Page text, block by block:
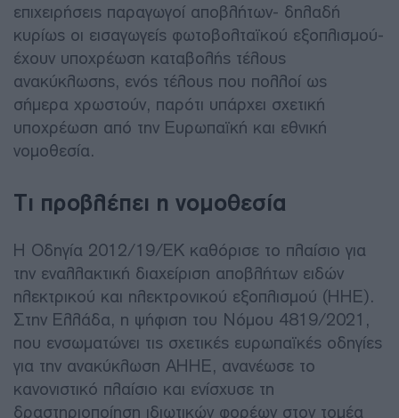
επιχειρήσεις παραγωγοί αποβλήτων- δηλαδή
κυρίως οι εισαγωγείς φωτοβολταϊκού εξοπλισμού-
έχουν υποχρέωση καταβολής τέλους
ανακύκλωσης, ενός τέλους που πολλοί ως
σήμερα χρωστούν, παρότι υπάρχει σχετική
υποχρέωση από την Ευρωπαϊκή και εθνική
νομοθεσία.
Τι προβλέπει η νομοθεσία
Η Οδηγία 2012/19/ΕΚ καθόρισε το πλαίσιο για
την εναλλακτική διαχείριση αποβλήτων ειδών
ηλεκτρικού και ηλεκτρονικού εξοπλισμού (ΗΗΕ).
Στην Ελλάδα, η ψήφιση του Νόμου 4819/2021,
που ενσωματώνει τις σχετικές ευρωπαϊκές οδηγίες
για την ανακύκλωση ΑΗΗΕ, ανανέωσε το
κανονιστικό πλαίσιο και ενίσχυσε τη
δραστηριοποίηση ιδιωτικών φορέων στον τομέα